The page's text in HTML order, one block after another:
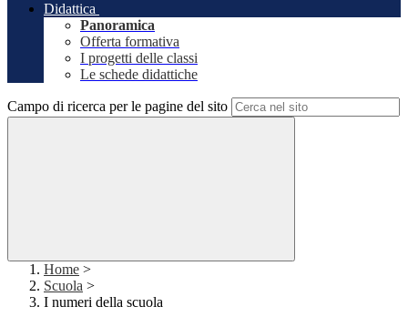
Didattica
Panoramica
Offerta formativa
I progetti delle classi
Le schede didattiche
Campo di ricerca per le pagine del sito
Home >
Scuola >
I numeri della scuola